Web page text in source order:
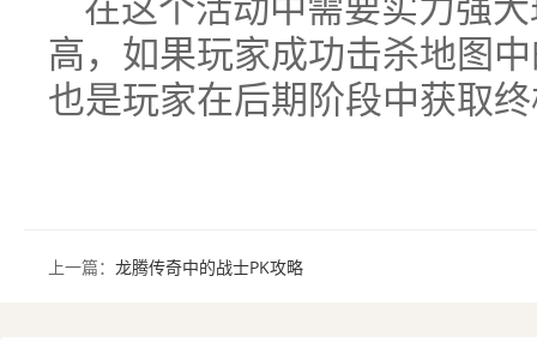
高，如果玩家成功击杀地图
也是玩家在后期阶段中获取
上一篇： 龙腾传奇中的战士PK攻略